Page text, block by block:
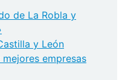
de La Robla y
y León
empresas